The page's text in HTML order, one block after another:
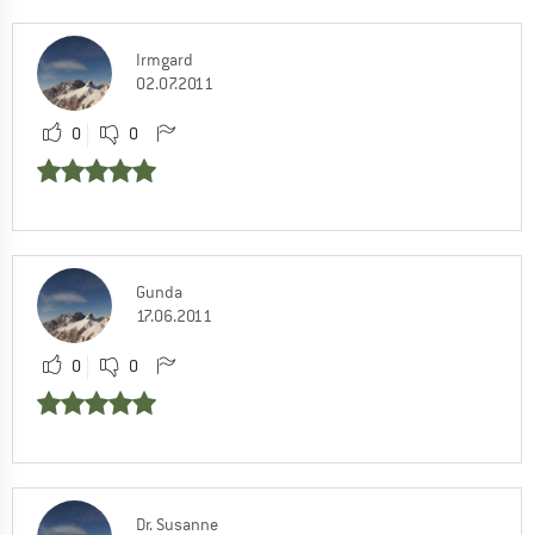
Irmgard
02.07.2011
0 0
Gunda
17.06.2011
0 0
Dr. Susanne